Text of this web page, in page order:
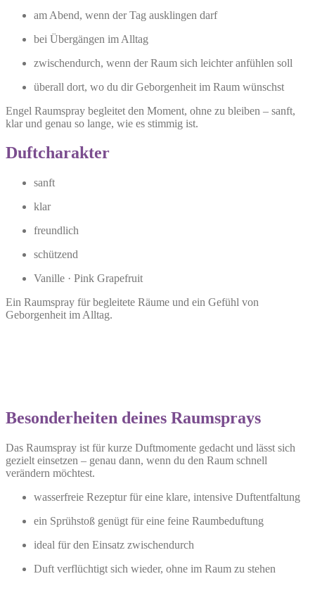
am Abend, wenn der Tag ausklingen darf
bei Übergängen im Alltag
zwischendurch, wenn der Raum sich leichter anfühlen soll
überall dort, wo du dir Geborgenheit im Raum wünschst
Engel Raumspray begleitet den Moment, ohne zu bleiben – sanft,
klar und genau so lange, wie es stimmig ist.
Duftcharakter
sanft
klar
freundlich
schützend
Vanille · Pink Grapefruit
Ein Raumspray für begleitete Räume und ein Gefühl von
Geborgenheit im Alltag.
Besonderheiten deines Raumsprays
Das Raumspray ist für kurze Duftmomente gedacht und lässt sich
gezielt einsetzen – genau dann, wenn du den Raum schnell
verändern möchtest.
wasserfreie Rezeptur für eine klare, intensive Duftentfaltung
ein Sprühstoß genügt für eine feine Raumbeduftung
ideal für den Einsatz zwischendurch
Duft verflüchtigt sich wieder, ohne im Raum zu stehen